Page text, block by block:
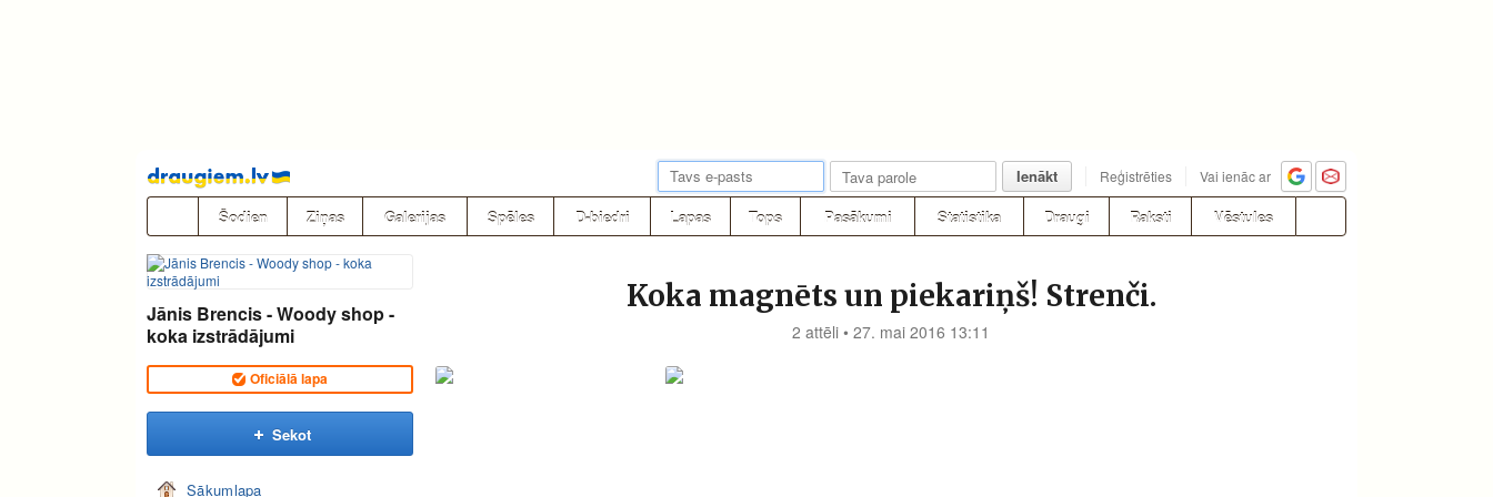
Pāriet
uz
saturu
Ienākt Reģistrēties Vai ienāc ar
Šodien Ziņas Galerijas Spēles D-biedri Lapas Tops Pasākumi Statistika Draugi Raksti Vēstules
Jānis Brencis - Woody shop -
koka izstrādājumi
Oficiālā lapa
Sekot
Sākumlapa
Koka magnēts un piekariņš! Strenči.
2 attēli • 27. mai 2016 13:11